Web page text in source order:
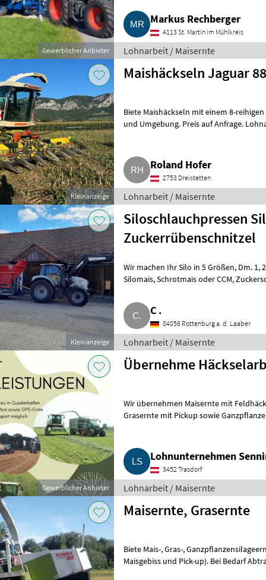
Gewerblicher Anbieter
Markus Rechberger
4113 St. Martin im Mühlkreis
Lohnarbeit / Maisernte
Kleinanzeige
Maishäckseln Jaguar
Biete Maishäckseln mit einem 8-
und Umgebung. Preis auf Anfrage.
Roland Hofer
2753 Dreistetten
Lohnarbeit / Maisernte
Kleinanzeige
Siloschlauchpressen
Zuckerrübenschnitzel
Wir machen Ihr Silo in 5 Größen, Dm. 1, 25 m bis 2, 70 m, mehr auf Anfrage.
Silomais, Schrotmais oder CCM, Zuckerschnitzel, GPS, mehr. Lohnarbeit
C .
84056 Rottenburg a. d. Laaber
Lohnarbeit / Maisernte
Gewerblicher Anbieter
Übernehme
Wir übernehmen Maisernte mit Feldhäckslern, 6- und 8-reihigen
Grasernte mit Pickup sowie
Lohnunternehmen
3452 Trasdorf
Lohnarbeit / Maisernte
Maisernte, Grasernte
Biete Mais-, Gras-, Ganzpflanzensilageernte mit Allradfeldhäcksler (6-reihiges
Maisgebiss und Pick-up). Bei Bedarf